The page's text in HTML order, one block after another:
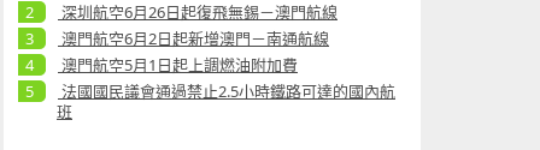
深圳航空6月26日起復飛無錫－澳門航線
澳門航空6月2日起新增澳門－南通航線
澳門航空5月1日起上調燃油附加費
法國國民議會通過禁止2.5小時鐵路可達的國內航
班